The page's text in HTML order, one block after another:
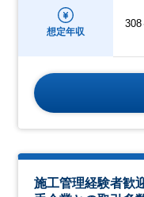
想定年収
308
施工管理経験者歓